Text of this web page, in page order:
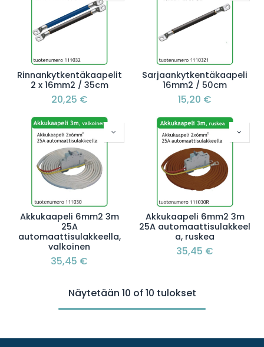
Rinnankytkentäkaapelit
2 x 16mm2 / 35cm
20,25 €
Sarjaankytkentäkaapeli
16mm2 / 50cm
15,20 €
Akkukaapeli 6mm2 3m
25A
automaattisulakkeella,
valkoinen
35,45 €
Akkukaapeli 6mm2 3m
25A automaattisulakkeel
a, ruskea
35,45 €
Näytetään 10 of 10 tulokset